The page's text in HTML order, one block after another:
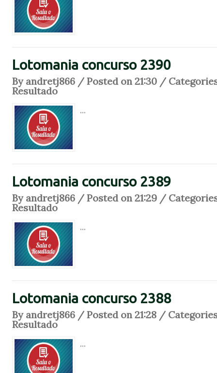
Lotomania concurso 2390
By andretj866 / Posted on 21:30 /
Resultado
...
Lotomania concurso 2389
By andretj866 / Posted on 21:29 /
Resultado
...
Lotomania concurso 2388
By andretj866 / Posted on 21:28 /
Resultado
...